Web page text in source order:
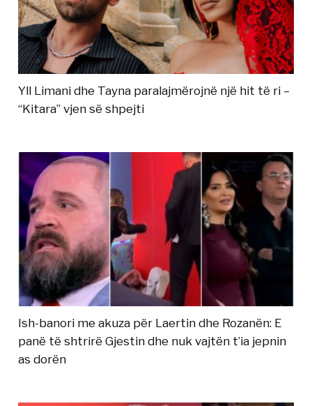
Yll Limani dhe Tayna paralajmërojnë një hit të ri –
“Kitara” vjen së shpejti
Ish-banori me akuza për Laertin dhe Rozanën: E
panë të shtrirë Gjestin dhe nuk vajtën t’ia jepnin
as dorën